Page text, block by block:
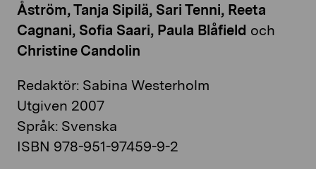
Åström, Tanja Sipilä, Sari Tenni, Reeta
Cagnani, Sofia Saari, Paula Blåfield och
Christine Candolin
Redaktör: Sabina Westerholm
Utgiven 2007
Språk: Svenska
ISBN 978-951-97459-9-2